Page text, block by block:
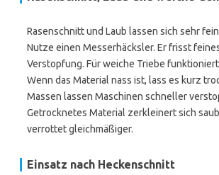
Rasenschnitt und Laub lassen sich sehr
Nutze einen Messerhäcksler. Er frisst
Verstopfung. Für weiche Triebe
Wenn das Material nass ist, lass es kurz
Massen lassen Maschinen schneller
Getrocknetes Material zerkleinert sich
verrottet gleichmäßiger.
Einsatz nach Heckenschnitt